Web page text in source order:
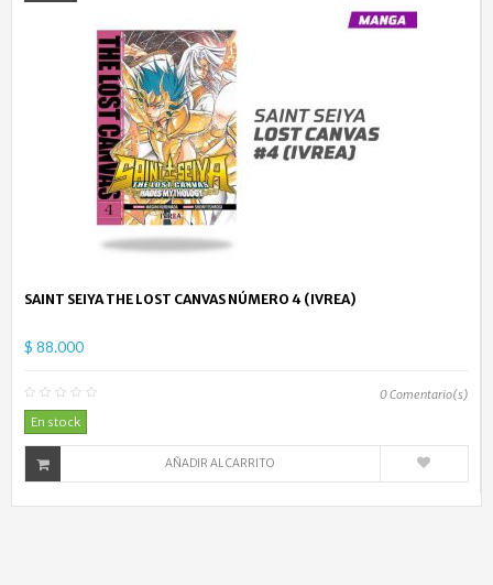
SAINT SEIYA THE LOST CANVAS NÚMERO 4 (IVREA)
$ 88.000
0Comentario(s)
En stock
AÑADIR AL CARRITO